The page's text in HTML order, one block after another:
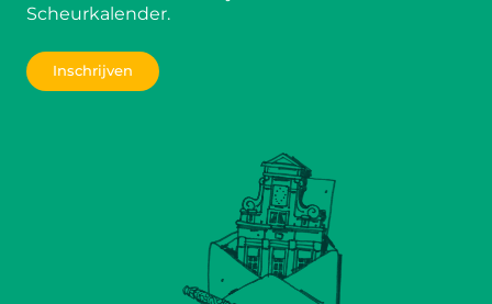
Scheurkalender.
Inschrijven